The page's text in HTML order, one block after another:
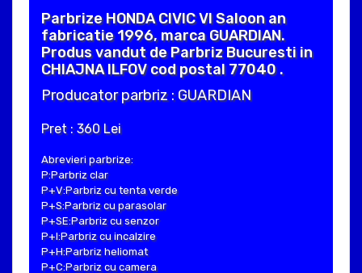
Parbrize HONDA CIVIC VI Saloon an
fabricatie 1996, marca GUARDIAN.
Produs vandut de Parbriz Bucuresti in
CHIAJNA ILFOV cod postal 77040 .
Producator parbriz : GUARDIAN
Pret : 360 Lei
Abrevieri parbrize:
P:Parbriz clar
P+V:Parbriz cu tenta verde
P+S:Parbriz cu parasolar
P+SE:Parbriz cu senzor
P+I:Parbriz cu incalzire
P+H:Parbriz heliomat
P+C:Parbriz cu camera